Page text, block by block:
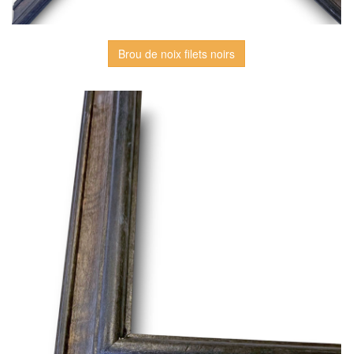
Brou de noix filets noirs